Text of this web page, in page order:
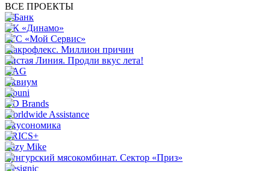
ВСЕ ПРОЕКТЫ
Т-Банк
ФК «Динамо»
РГС «Мой Сервис»
Макрофлекс. Миллион причин
Чистая Линия. Продли вкус лета!
AAG
Эквиум
Sipuni
OD Brands
Worldwide Assistance
Вкусономика
BRICS+
Lazy Mike
Кунгурский мясокомбинат. Сектор «Приз»
Designic